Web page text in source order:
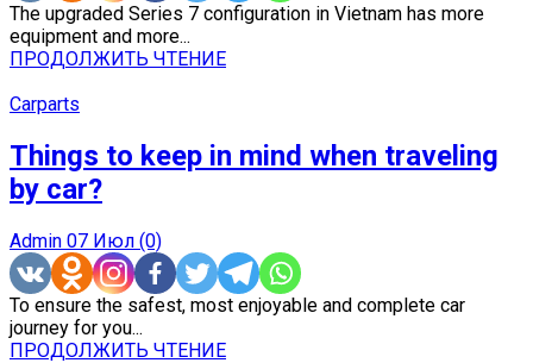
The upgraded Series 7 configuration in Vietnam has more
equipment and more...
ПРОДОЛЖИТЬ ЧТЕНИЕ
Carparts
Things to keep in mind when traveling
by car?
Admin 07 Июл (0)
To ensure the safest, most enjoyable and complete car
journey for you...
ПРОДОЛЖИТЬ ЧТЕНИЕ